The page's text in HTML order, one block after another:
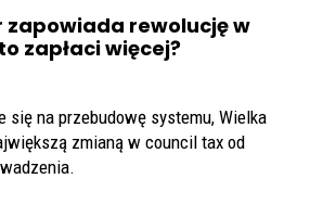
zapowiada rewolucję w
zapłaci więcej?
się na przebudowę systemu, Wielka
zmianą w council tax od